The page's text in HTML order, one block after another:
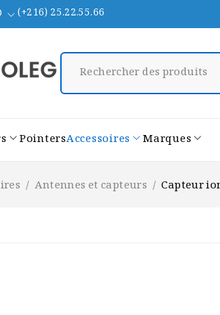
(+216) 25.22.55.66
PointersAccessoires Marques
/ Antennes et capteurs / Capteur